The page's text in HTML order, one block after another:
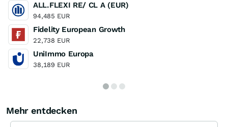
ALL.FLEXI RE/ CL A (EUR)
94,485 EUR
Fidelity European Growth
22,738 EUR
UniImmo Europa
38,189 EUR
Mehr entdecken